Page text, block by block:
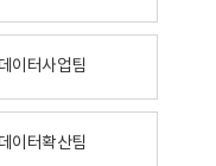
이터사업팀
이터확산팀